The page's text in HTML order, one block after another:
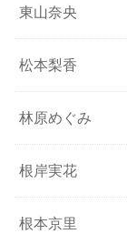
東山奈央
松本梨香
林原めぐみ
根岸実花
根本京里